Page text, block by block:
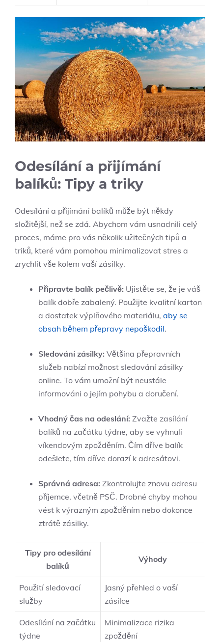
Odesílání a přijímání
balíků: Tipy a triky
Odesílání a přijímání balíků může být někdy
složitější, než se zdá. Abychom vám usnadnili celý
proces, máme pro vás několik užitečných tipů a
triků, které vám pomohou minimalizovat stres a
zrychlit vše kolem vaší zásilky.
Připravte balík pečlivě: Ujistěte se, že je váš
balík dobře zabalený. Použijte kvalitní karton
a dostatek výplňového materiálu, aby se
obsah během přepravy nepoškodil.
Sledování zásilky: Většina přepravních
služeb nabízí možnost sledování zásilky
online. To vám umožní být neustále
informováni o jejím pohybu a doručení.
Vhodný čas na odeslání: Zvažte zasílání
balíků na začátku týdne, aby se vyhnuli
víkendovým zpožděním. Čím dříve balík
odešlete, tím dříve dorazí k adresátovi.
Správná adresa: Zkontrolujte znovu adresu
příjemce, včetně PSČ. Drobné chyby mohou
vést k výrazným zpožděním nebo dokonce
ztrátě zásilky.
Tipy pro odesílání
balíků
Výhody
Použití sledovací
služby
Jasný přehled o vaší
zásilce
Odesílání na začátku
týdne
Minimalizace rizika
zpoždění